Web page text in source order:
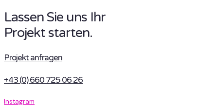
Lassen Sie uns Ihr
Projekt starten.
Projekt anfragen
+43 (0) 660 725 06 26
Instagram